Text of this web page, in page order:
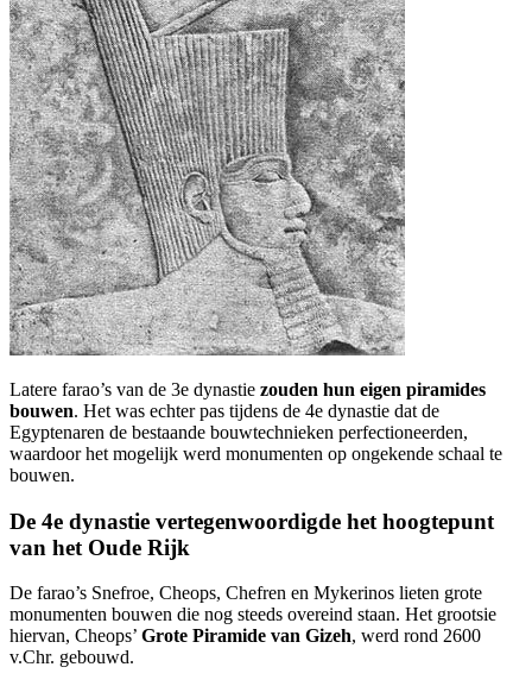
Latere farao’s van de 3e dynastie zouden hun eigen piramides
bouwen. Het was echter pas tijdens de 4e dynastie dat de
Egyptenaren de bestaande bouwtechnieken perfectioneerden,
waardoor het mogelijk werd monumenten op ongekende schaal te
bouwen.
De 4e dynastie vertegenwoordigde het hoogtepunt
van het Oude Rijk
De farao’s Snefroe, Cheops, Chefren en Mykerinos lieten grote
monumenten bouwen die nog steeds overeind staan. Het grootsie
hiervan, Cheops’ Grote Piramide van Gizeh, werd rond 2600
v.Chr. gebouwd.